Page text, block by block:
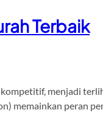
Terbaik
menjadi
memainkan peran